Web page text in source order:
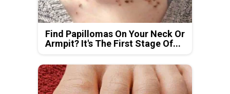
Find Papillomas On Your Neck Or
Armpit? It's The First Stage Of...